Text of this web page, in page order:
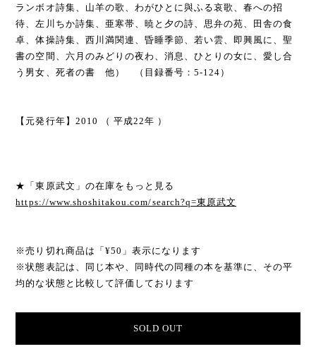
ランボオ詩集、山羊の歌、わがひとに與ふる哀歌、春への招
待、左川ちか詩集、亜寒帯、暁と夕の詩、思弁の苑、田舎の食
卓、体操詩集、西川満関連、昏睡季節、若い雲、即興風に、聖
書の空間、六月のみどりの夜わ、消息、ひとりの女に、愛し合
う男女、死者の書 他） （目録番号：5-124）
【元発行年】2010 （ 平成22年 ）
★「東原武文」の在庫をもっと見る
https://www.shoshitakou.com/search?q=東原武文
※売り切れ商品は「¥50」表示になります
※状態表記は、同じ本や、同時代の同種の本を基準に、その平
均的な状態と比較して評価しております
SOLD OUT